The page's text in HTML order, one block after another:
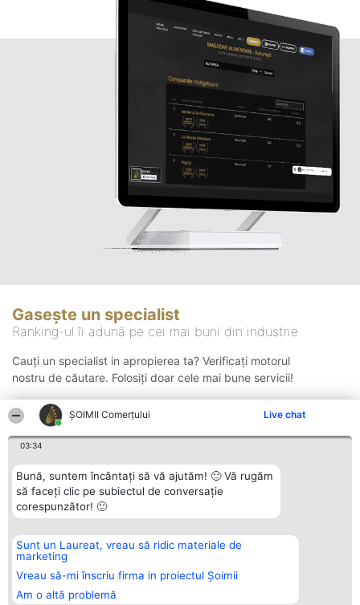
ȘOIMII Comerțului Live chat
03:34
Bună, suntem încântați să vă ajutăm! 🙂 Vă rugăm
să faceți clic pe subiectul de conversație
corespunzător! 🙂
Sunt un Laureat, vreau să ridic materiale de
marketing
Vreau să-mi înscriu firma in proiectul Șoimii
Am o altă problemă
Gasește un specialist
Ranking-ul îi adună pe cei mai buni din industrie
Cauți un specialist in apropierea ta? Verificați motorul
nostru de căutare. Folosiți doar cele mai bune servicii!
Organizator Ranking
BRIGHT SOLUTIONS BR SRL
Aleea Timisul De Sus 2 Bl. A30
Sc. A Et. 4 Ap. 13 Cod 061952
București
Plebiscyt
Lista Tuturor
Laureaților
Contact